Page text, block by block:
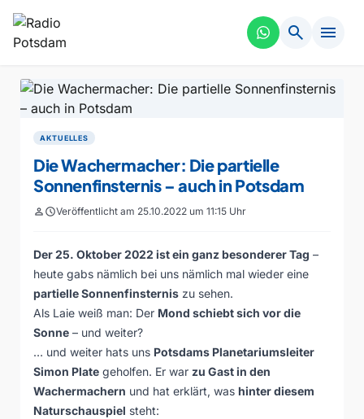
search menu
AKTUELLES
Die Wachermacher: Die partielle
Sonnenfinsternis – auch in Potsdam
personscheduleVeröffentlicht am 25.10.2022 um 11:15 Uhr
Der 25. Oktober 2022 ist ein ganz besonderer Tag –
heute gabs nämlich bei uns nämlich mal wieder eine
partielle Sonnenfinsternis zu sehen.
Als Laie weiß man: Der Mond schiebt sich vor die
Sonne – und weiter?
… und weiter hats uns Potsdams Planetariumsleiter
Simon Plate geholfen. Er war zu Gast in den
Wachermachern und hat erklärt, was hinter diesem
Naturschauspiel steht: